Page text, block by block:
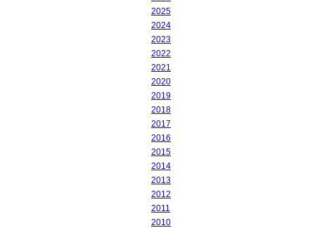
2025
2024
2023
2022
2021
2020
2019
2018
2017
2016
2015
2014
2013
2012
2011
2010